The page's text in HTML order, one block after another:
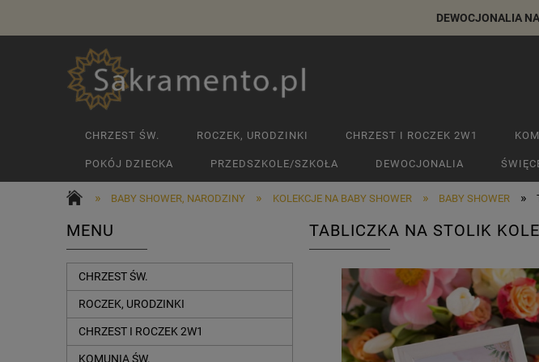
DEWOCJONALIA
CHRZEST ŚW. ROCZEK, URODZINKI CHRZEST I ROCZEK 2W1
POKÓJ DZIECKA PRZEDSZKOLE/SZKOŁA DEWOCJONALIA
» BABY SHOWER, NARODZINY » KOLEKCJE NA BABY SHOWER » BABY SHOWER »
MENU
CHRZEST ŚW.
ROCZEK, URODZINKI
CHRZEST I ROCZEK 2W1
KOMUNIA ŚW.
TABLICZKA NA STOLIK